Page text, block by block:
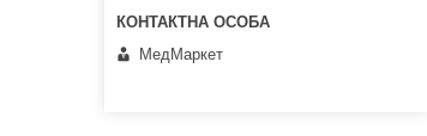
МедМаркет